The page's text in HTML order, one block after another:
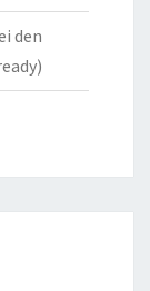
den